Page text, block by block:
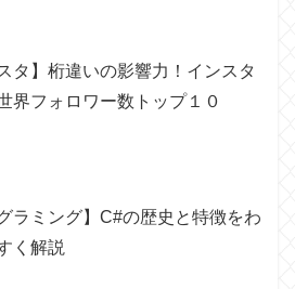
タ】桁違いの影響力！インスタ
界フォロワー数トップ１０
ラミング】C#の歴史と特徴をわ
く解説